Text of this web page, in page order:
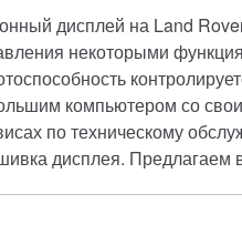
дисплей на Land
некоторыми
компьютером со
по техническому
дисплея. Предлагаем